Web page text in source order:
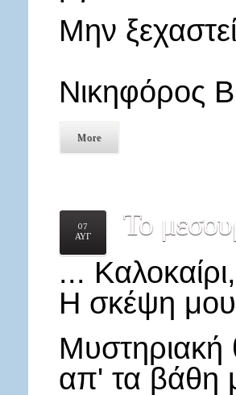
Μην
Νικηφόρος
More
07
ΑΥΓ
Το
...
Η σκέψη
Μυστηριακή
απ' τα βάθη